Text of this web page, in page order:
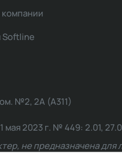
Softline
№2, 2А (А311)
2023 г. № 449: 2.01,
не предназначена